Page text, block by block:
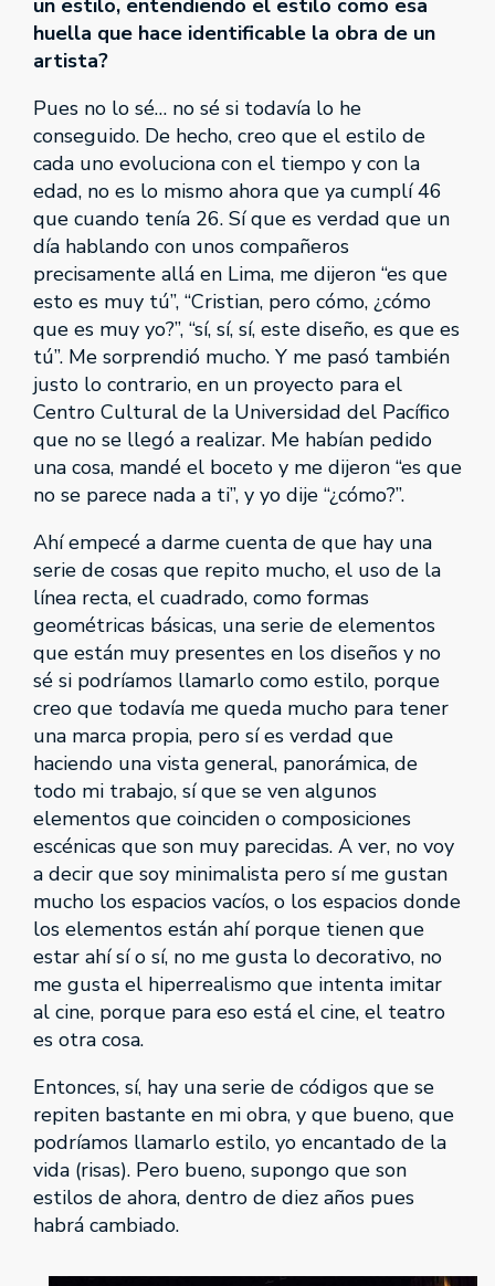
un estilo, entendiendo el estilo como esa
huella que hace identificable la obra de un
artista?
Pues no lo sé… no sé si todavía lo he
conseguido. De hecho, creo que el estilo de
cada uno evoluciona con el tiempo y con la
edad, no es lo mismo ahora que ya cumplí 46
que cuando tenía 26. Sí que es verdad que un
día hablando con unos compañeros
precisamente allá en Lima, me dijeron “es que
esto es muy tú”, “Cristian, pero cómo, ¿cómo
que es muy yo?”, “sí, sí, sí, este diseño, es que es
tú”. Me sorprendió mucho. Y me pasó también
justo lo contrario, en un proyecto para el
Centro Cultural de la Universidad del Pacífico
que no se llegó a realizar. Me habían pedido
una cosa, mandé el boceto y me dijeron “es que
no se parece nada a ti”, y yo dije “¿cómo?”.
Ahí empecé a darme cuenta de que hay una
serie de cosas que repito mucho, el uso de la
línea recta, el cuadrado, como formas
geométricas básicas, una serie de elementos
que están muy presentes en los diseños y no
sé si podríamos llamarlo como estilo, porque
creo que todavía me queda mucho para tener
una marca propia, pero sí es verdad que
haciendo una vista general, panorámica, de
todo mi trabajo, sí que se ven algunos
elementos que coinciden o composiciones
escénicas que son muy parecidas. A ver, no voy
a decir que soy minimalista pero sí me gustan
mucho los espacios vacíos, o los espacios donde
los elementos están ahí porque tienen que
estar ahí sí o sí, no me gusta lo decorativo, no
me gusta el hiperrealismo que intenta imitar
al cine, porque para eso está el cine, el teatro
es otra cosa.
Entonces, sí, hay una serie de códigos que se
repiten bastante en mi obra, y que bueno, que
podríamos llamarlo estilo, yo encantado de la
vida (risas). Pero bueno, supongo que son
estilos de ahora, dentro de diez años pues
habrá cambiado.